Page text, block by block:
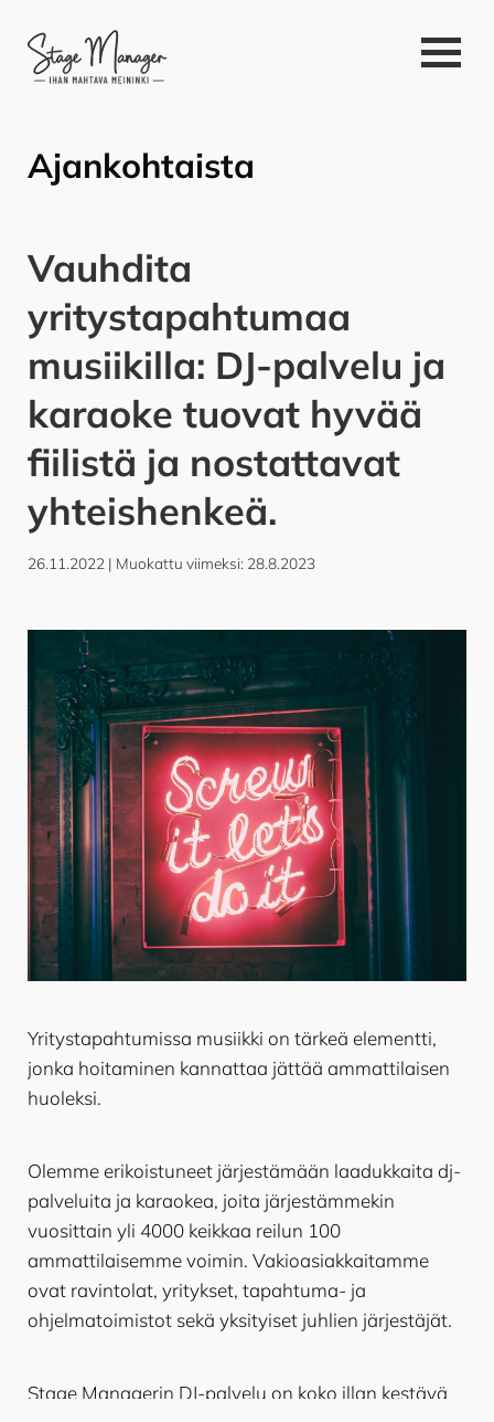
Ajankohtaista
Vauhdita
yritystapahtumaa
musiikilla: DJ-palvelu ja
karaoke tuovat hyvää
fiilistä ja nostattavat
yhteishenkeä.
26.11.2022 | Muokattu viimeksi: 28.8.2023
Yritystapahtumissa musiikki on tärkeä elementti,
jonka hoitaminen kannattaa jättää ammattilaisen
huoleksi.
Olemme erikoistuneet järjestämään laadukkaita dj-
palveluita ja karaokea, joita järjestämmekin
vuosittain yli 4000 keikkaa reilun 100
ammattilaisemme voimin. Vakioasiakkaitamme
ovat ravintolat, yritykset, tapahtuma- ja
ohjelmatoimistot sekä yksityiset juhlien järjestäjät.
Stage Managerin DJ-palvelu on koko illan kestävä